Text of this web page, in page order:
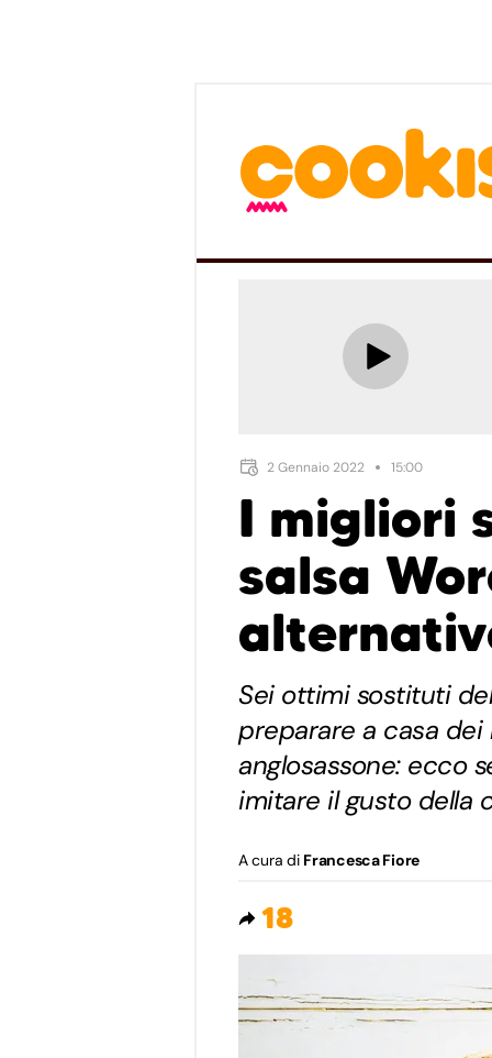
2 Gennaio 2022 15:00
I migliori
salsa
Sei ottimi sostituti
preparare a casa
anglosassone: ecco
imitare il gusto della
A cura di Francesca Fiore
18